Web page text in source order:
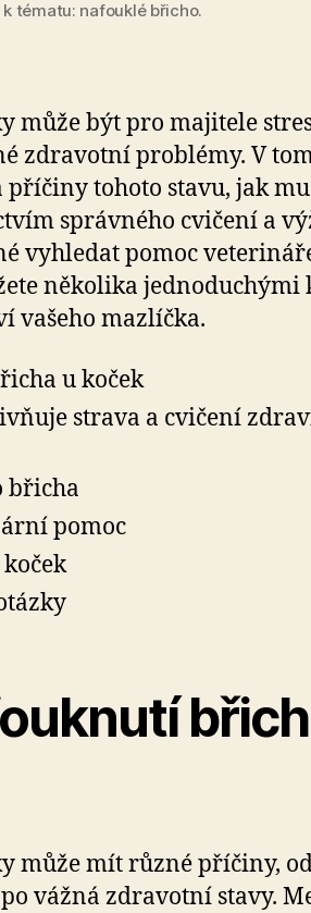
tématu: nafouklé břicho.
může být pro majitele
zdravotní problémy. V
příčiny tohoto stavu, jak mu
správného cvičení a
vyhledat pomoc
několika jednoduchými
vašeho mazlíčka.
u koček
strava a cvičení
břicha
pomoc
může mít různé příčiny,
vážná zdravotní stavy.